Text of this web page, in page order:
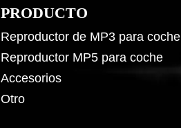
PRODUCTO
Reproductor de MP3 para coche
Reproductor MP5 para coche
Accesorios
Otro